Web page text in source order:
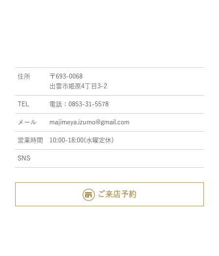
住所
〒693-0068
出雲市姫原4丁目3-2
TEL 電話：0853-31-5578
メール majimeya.izumo@gmail.com
営業時間 10:00-18:00(水曜定休)
SNS
ご来店予約